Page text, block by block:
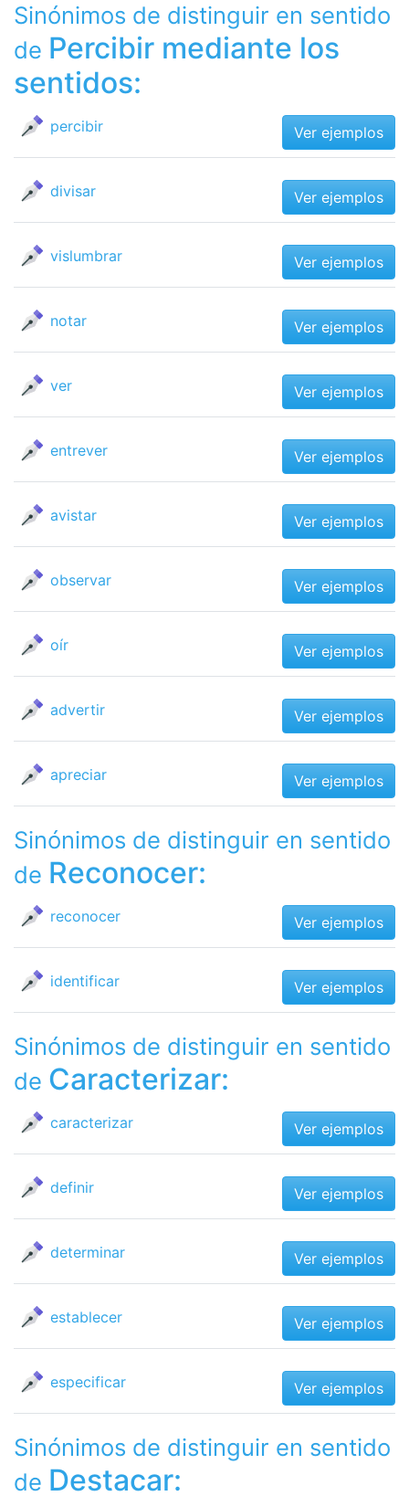
Sinónimos de distinguir en sentido
de Percibir mediante los
sentidos:
percibir Ver ejemplos
divisar Ver ejemplos
vislumbrar Ver ejemplos
notar Ver ejemplos
ver Ver ejemplos
entrever Ver ejemplos
avistar Ver ejemplos
observar Ver ejemplos
oír Ver ejemplos
advertir Ver ejemplos
apreciar Ver ejemplos
Sinónimos de distinguir en sentido
de Reconocer:
reconocer Ver ejemplos
identificar Ver ejemplos
Sinónimos de distinguir en sentido
de Caracterizar:
caracterizar Ver ejemplos
definir Ver ejemplos
determinar Ver ejemplos
establecer Ver ejemplos
especificar Ver ejemplos
Sinónimos de distinguir en sentido
de Destacar: